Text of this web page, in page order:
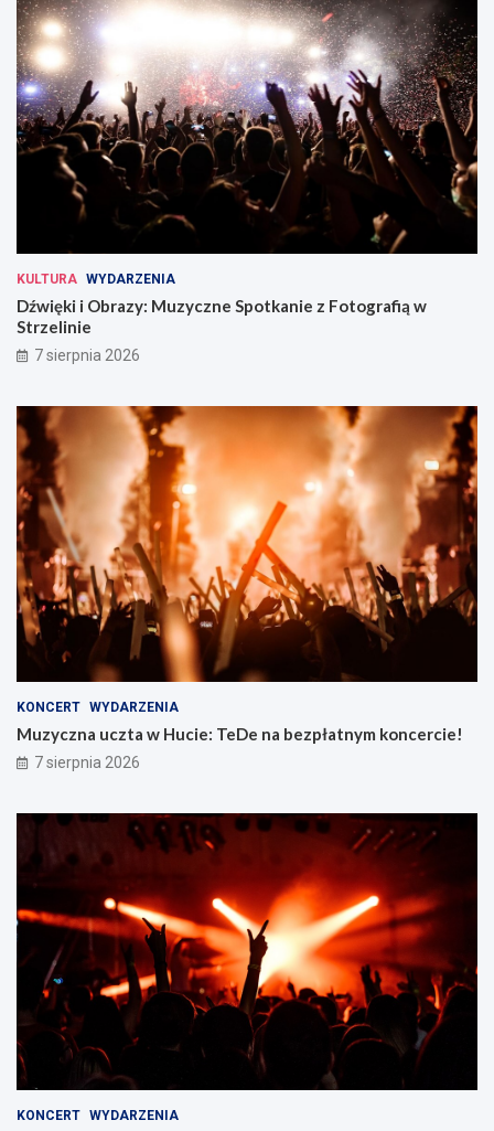
KULTURA WYDARZENIA
Dźwięki i Obrazy: Muzyczne Spotkanie z Fotografią w
Strzelinie
7 sierpnia 2026
KONCERT WYDARZENIA
Muzyczna uczta w Hucie: TeDe na bezpłatnym koncercie!
7 sierpnia 2026
KONCERT WYDARZENIA